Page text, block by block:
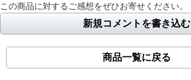
この商品に対するご感想をぜひお寄せください。
新規コメントを書き込む
商品一覧に戻る